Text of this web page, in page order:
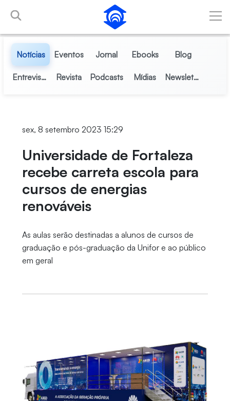
Pular para o Conteúdo principal
Notícias Eventos Jornal Ebooks Blog
Entrevistas Revista Podcasts Mídias Newsletter
sex, 8 setembro 2023 15:29
Universidade de Fortaleza
recebe carreta escola para
cursos de energias
renováveis
As aulas serão destinadas a alunos de cursos de
graduação e pós-graduação da Unifor e ao público
em geral